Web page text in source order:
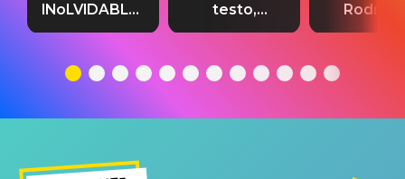
INoLVIDABLE”:
testo,
significato
testo,
traduzione e
del singolo
testo,